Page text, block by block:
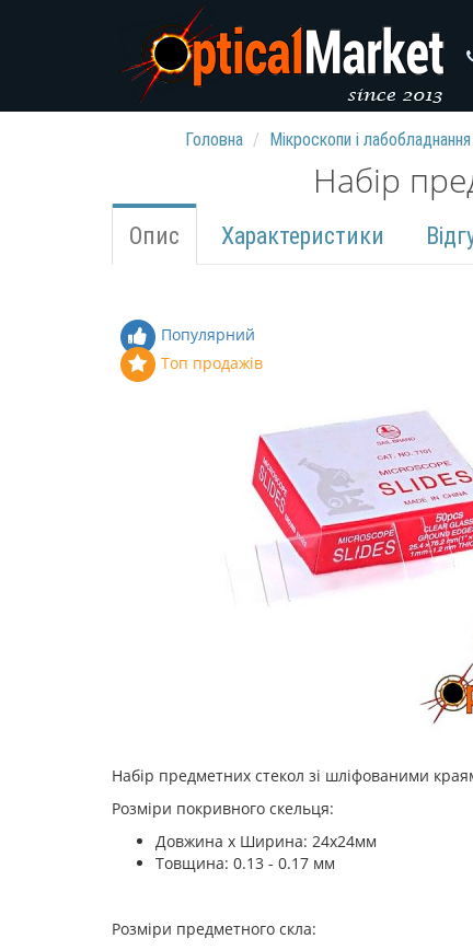
Головна Мікроскопи і лабобладнання
Набір
Опис Характеристики
Популярний
Топ продажів
Набір предметних стекол зі шліфованими
Розміри покривного скельця:
Довжина х Ширина: 24х24мм
Товщина: 0.13 - 0.17 мм
Розміри предметного скла: